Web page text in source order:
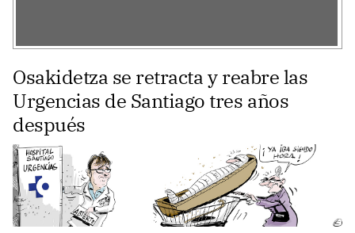
Osakidetza se retracta y reabre las
Urgencias de Santiago tres años
después